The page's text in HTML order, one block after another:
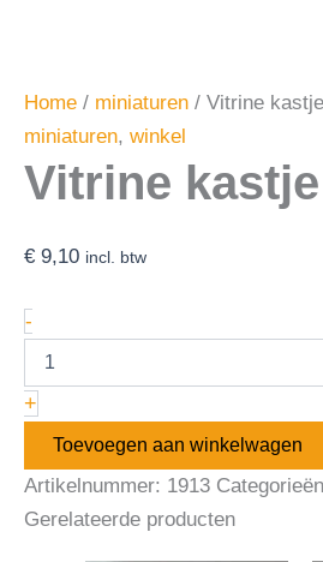
Home / miniaturen / Vitrine
miniaturen, winkel
Vitrine
€ 9,10 incl. btw
-
+
Toevoegen aan winkelwagen
Artikelnummer: 1913
Gerelateerde producten